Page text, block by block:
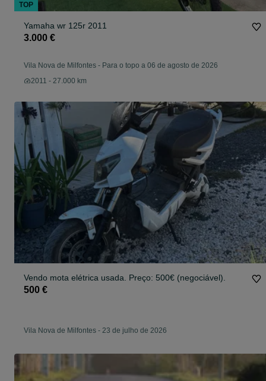
Yamaha wr 125r 2011
3.000 €
Vila Nova de Milfontes - Para o topo a 06 de agosto de 2026
2011 - 27.000 km
Vendo mota elétrica usada. Preço: 500€ (negociável).
500 €
Vila Nova de Milfontes - 23 de julho de 2026
TOP